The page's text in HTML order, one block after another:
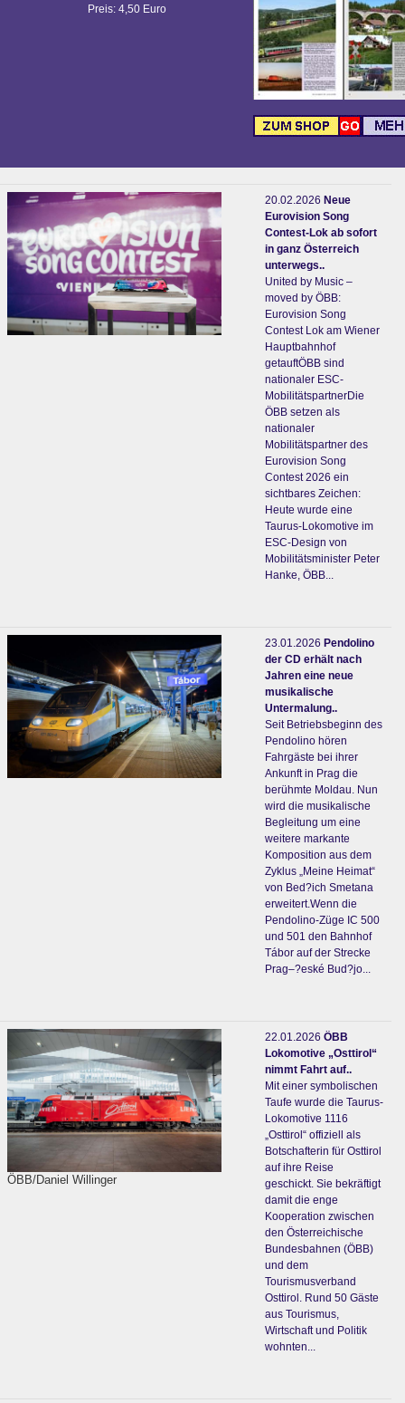
Preis: 4,50 Euro
20.02.2026 Neue
Eurovision Song
Contest-Lok ab sofort
in ganz Österreich
unterwegs..
United by Music –
moved by ÖBB:
Eurovision Song
Contest Lok am Wiener
Hauptbahnhof
getauftÖBB sind
nationaler ESC-
MobilitätspartnerDie
ÖBB setzen als
nationaler
Mobilitätspartner des
Eurovision Song
Contest 2026 ein
sichtbares Zeichen:
Heute wurde eine
Taurus-Lokomotive im
ESC-Design von
Mobilitätsminister Peter
Hanke, ÖBB...
23.01.2026 Pendolino
der CD erhält nach
Jahren eine neue
musikalische
Untermalung..
Seit Betriebsbeginn des
Pendolino hören
Fahrgäste bei ihrer
Ankunft in Prag die
berühmte Moldau. Nun
wird die musikalische
Begleitung um eine
weitere markante
Komposition aus dem
Zyklus „Meine Heimat“
von Bed?ich Smetana
erweitert.Wenn die
Pendolino-Züge IC 500
und 501 den Bahnhof
Tábor auf der Strecke
Prag–?eské Bud?jo...
ÖBB/Daniel Willinger
22.01.2026 ÖBB
Lokomotive „Osttirol“
nimmt Fahrt auf..
Mit einer symbolischen
Taufe wurde die Taurus-
Lokomotive 1116
„Osttirol“ offiziell als
Botschafterin für Osttirol
auf ihre Reise
geschickt. Sie bekräftigt
damit die enge
Kooperation zwischen
den Österreichische
Bundesbahnen (ÖBB)
und dem
Tourismusverband
Osttirol. Rund 50 Gäste
aus Tourismus,
Wirtschaft und Politik
wohnten...